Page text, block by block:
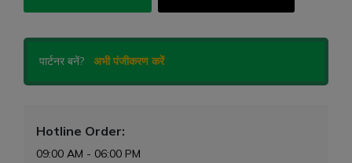
पार्टनर बनें? अभी पंजीकरण करें
Hotline Order:
09:00 AM - 06:00 PM